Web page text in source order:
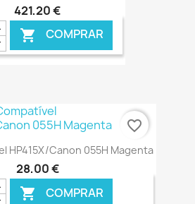
421,20 €
 COMPRAR
€ ONLINE
HP415X/Canon 055H Magenta
28,00 €
 COMPRAR
favorite_border